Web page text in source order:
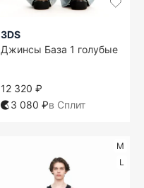
3DS
Джинсы База 1 голубые
12 320 ₽
3 080 ₽в Сплит
M
L